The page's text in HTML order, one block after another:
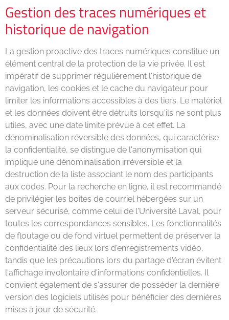
Gestion des traces numériques et
historique de navigation
La gestion proactive des traces numériques constitue un
élément central de la protection de la vie privée. Il est
impératif de supprimer régulièrement l'historique de
navigation, les cookies et le cache du navigateur pour
limiter les informations accessibles à des tiers. Le matériel
et les données doivent être détruits lorsqu'ils ne sont plus
utiles, avec une date limite prévue à cet effet. La
dénominalisation réversible des données, qui caractérise
la confidentialité, se distingue de l'anonymisation qui
implique une dénominalisation irréversible et la
destruction de la liste associant le nom des participants
aux codes. Pour la recherche en ligne, il est recommandé
de privilégier les boîtes de courriel hébergées sur un
serveur sécurisé, comme celui de l'Université Laval, pour
toutes les correspondances sensibles. Les fonctionnalités
de floutage ou de fond virtuel permettent de préserver la
confidentialité des lieux lors d'enregistrements vidéo,
tandis que les précautions lors du partage d'écran évitent
l'affichage involontaire d'informations confidentielles. Il
convient également de s'assurer de posséder la dernière
version des logiciels utilisés pour bénéficier des dernières
mises à jour de sécurité.